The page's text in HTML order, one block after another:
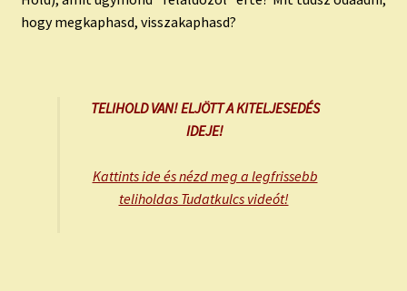
hogy megkaphasd, visszakaphasd?
TELIHOLD VAN! ELJÖTT A KITELJESEDÉS
IDEJE!
Kattints ide és nézd meg a legfrissebb
teliholdas Tudatkulcs videót!